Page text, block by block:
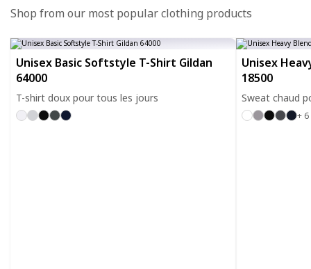
Shop from our most popular clothing products
Unisex Basic Softstyle T-Shirt Gildan
64000
T-shirt doux pour tous les jours
Unisex
18500
Sweat chaud
+ 6